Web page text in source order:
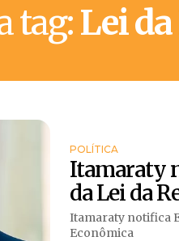
tag:Lei
POLÍTICA
Itamaraty
da Lei da
Itamaraty notifica
Econômica